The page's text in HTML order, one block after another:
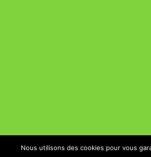
Nous utilisons des cookies pour vous